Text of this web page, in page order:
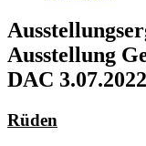
Ausstellung
DAC 3.07.2022
Rüden